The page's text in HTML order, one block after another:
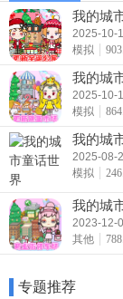
我的城
2025-10-
模拟
我的城
2025-10-
模拟
我的城
2025-08-
模拟
我的城
2023-12-
其他
专题推荐